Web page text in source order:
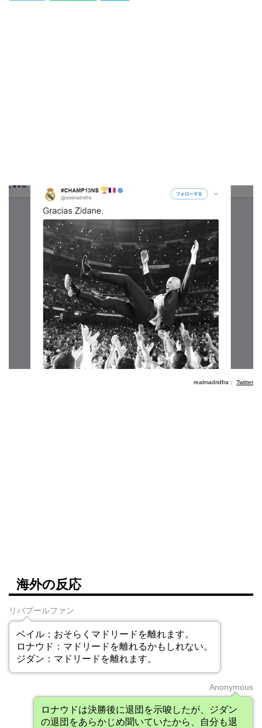
realmadridfra： Twitter
海外の反応
リバプールファン
ベイル：おそらくマドリードを離れます。
ロナウド：マドリードを離れるかもしれない。
ジダン：マドリードを離れます。
Anonymous
ロナウドは決勝後に退団を示唆したが、ジダン
の退団をあらかじめ聞いていたから、自分も退